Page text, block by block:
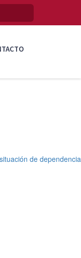
de dependencia